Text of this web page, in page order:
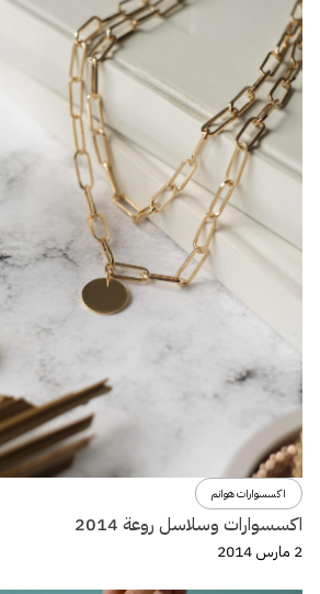
اكسسوارات هوانم
اكسسوارات وسلاسل روعة 2014
2 مارس 2014